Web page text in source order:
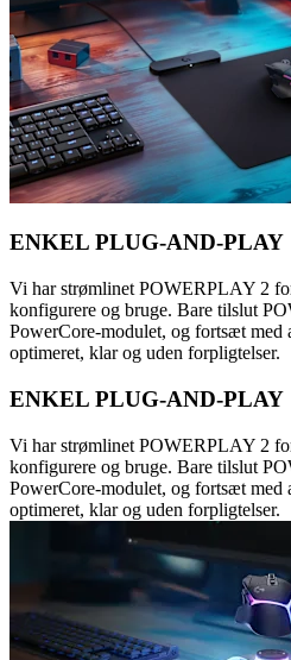
ENKEL PLUG-AND-PLAY
Vi har strømlinet POWERPLAY 2
konfigurere og bruge. Bare tilslut
PowerCore-modulet, og fortsæt med
optimeret, klar og uden forpligtelser.
ENKEL PLUG-AND-PLAY
Vi har strømlinet POWERPLAY 2
konfigurere og bruge. Bare tilslut
PowerCore-modulet, og fortsæt med
optimeret, klar og uden forpligtelser.